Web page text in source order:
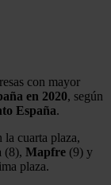
con mayor
en 2020, según
España.
la cuarta plaza,
(8), Mapfre (9) y
plaza.